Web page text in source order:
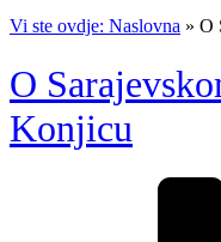
Vi ste ovdje: Naslovna » O
O
Konjicu